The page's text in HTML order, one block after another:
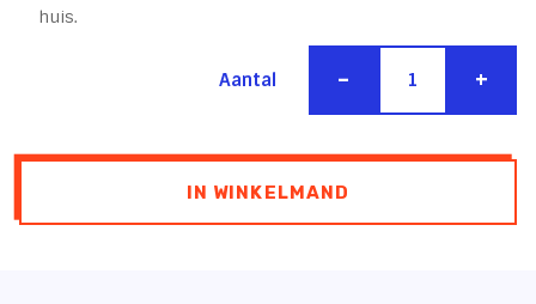
huis.
Aantal - +
IN WINKELMAND